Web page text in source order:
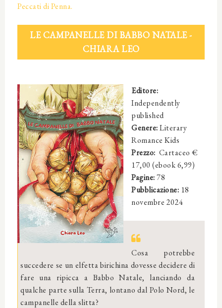
Peccati di Penna.
LE CAMPANELLE DI BABBO NATALE -
CHIARA LEO
Editore:
Independently
published
Genere:Literary
Romance Kids
Prezzo: Cartaceo €
17,00 (ebook 6,99)
Pagine:78
Pubblicazione: 18
novembre 2024
Cosa potrebbe
succedere se un elfetta birichina dovesse decidere di
fare una ripicca a Babbo Natale, lanciando da
qualche parte sulla Terra, lontano dal Polo Nord, le
campanelle della slitta?